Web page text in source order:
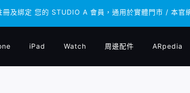
及綁定 您的 STUDIO A 會員，通用於實體門市 / 本官
及綁定 您的 STUDIO A 會員，通用於實體門市 / 本官
iPad Watch 周邊配件 ARpedia